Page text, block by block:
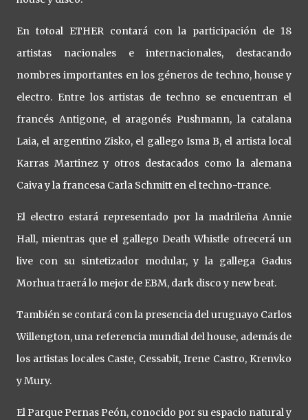
En totoal ETHER contará con la participación de 18
artistas nacionales e internacionales, destacando
nombres importantes en los géneros de techno, house y
electro. Entre los artistas de techno se encuentran el
francés Antigone, el aragonés Pushmann, la catalana
Laia, el argentino Zisko, el gallego Isma B, el artista local
Karras Martinez y otros destacados como la alemana
Caiva y la francesa Carla Schmitt en el techno-trance.
El electro estará representado por la madrileña Annie
Hall, mientras que el gallego Death Whistle ofrecerá un
live con su sintetizador modular, y la gallega Gadus
Morhua traerá lo mejor de EBM, dark disco y new beat.
También se contará con la presencia del uruguayo Carlos
Willengton, una referencia mundial del house, además de
los artistas locales Caste, Cessabit, Irene Castro, Krenvko
y Mury.
El Parque Pernas Peón, conocido por su espacio natural y